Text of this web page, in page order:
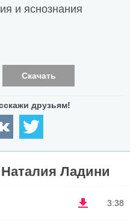
и яснознания
Скачать
Ладини
3:38